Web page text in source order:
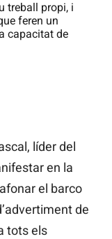
treball propi, i
feren un
capacitat de
líder del
en la
el barco
de
tots els